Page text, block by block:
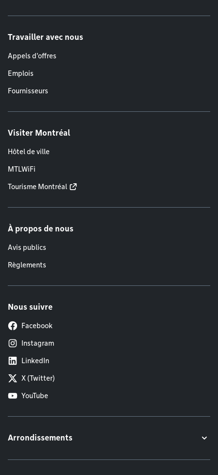
Travailler avec nous
Appels d'offres
Emplois
Fournisseurs
Visiter Montréal
Hôtel de ville
MTLWiFi
Tourisme Montréal
À propos de nous
Avis publics
Règlements
Nous suivre
Facebook
Instagram
LinkedIn
X (Twitter)
YouTube
Arrondissements